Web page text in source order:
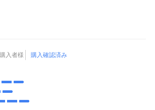
入者様
購入確認済み